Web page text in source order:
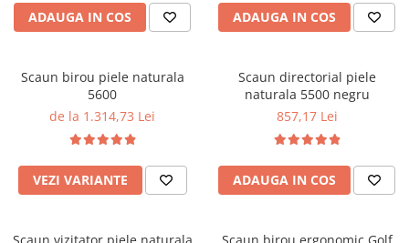
ADAUGA IN COS ADAUGA IN COS
Scaun birou piele naturala
5600
de la 1.314,73 Lei
VEZI VARIANTE
Scaun directorial piele
naturala 5500 negru
857,17 Lei
ADAUGA IN COS